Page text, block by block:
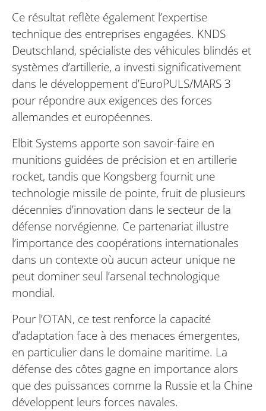
Ce résultat reflète également l’expertise
technique des entreprises engagées. KNDS
Deutschland, spécialiste des véhicules blindés et
systèmes d’artillerie, a investi significativement
dans le développement d’EuroPULS/MARS 3
pour répondre aux exigences des forces
allemandes et européennes.
Elbit Systems apporte son savoir-faire en
munitions guidées de précision et en artillerie
rocket, tandis que Kongsberg fournit une
technologie missile de pointe, fruit de plusieurs
décennies d’innovation dans le secteur de la
défense norvégienne. Ce partenariat illustre
l’importance des coopérations internationales
dans un contexte où aucun acteur unique ne
peut dominer seul l’arsenal technologique
mondial.
Pour l’OTAN, ce test renforce la capacité
d’adaptation face à des menaces émergentes,
en particulier dans le domaine maritime. La
défense des côtes gagne en importance alors
que des puissances comme la Russie et la Chine
développent leurs forces navales.